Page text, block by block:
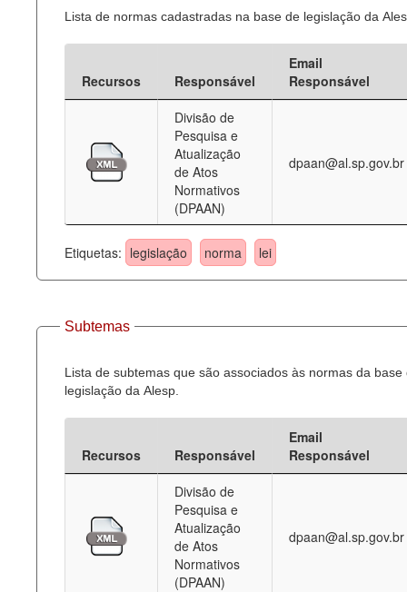
Lista de normas cadastradas na base de legislação da
Recursos Responsável
Email
Responsável
Divisão de
Pesquisa e
Atualização
de Atos
Normativos
(DPAAN)
dpaan@al.sp.gov.br
Etiquetas: legislação norma lei
Subtemas
Lista de subtemas que são associados às normas da base
legislação da Alesp.
Recursos Responsável
Email
Responsável
Divisão de
Pesquisa e
Atualização
de Atos
Normativos
(DPAAN)
dpaan@al.sp.gov.br